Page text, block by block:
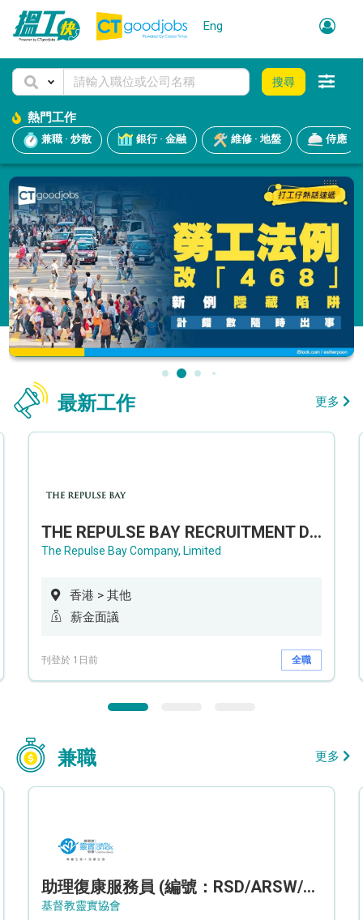
Eng
搜尋
熱門工作
兼職 · 炒散 銀行 · 金融 維修 · 地盤 侍應
最新工作 更多
THE REPULSE BAY RECRUITMENT DAY 淺水灣影灣園人才招聘會
The Repulse Bay Company, Limited
香港 > 其他
薪金面議
刊登於 1日前 全職
兼職 更多
助理復康服務員 (編號：RSD/ARSW/CTE)
基督教靈實協會